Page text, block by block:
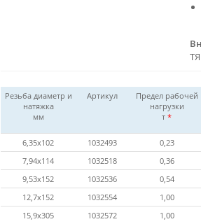
Резьба диаметр и
натяжка
мм
Артикул
Предел рабочей
нагрузки
т *
6,35х102 1032493 0,23
7,94х114
1032518 0,36
9,53х152
1032536 0,54
12,7х152
1032554 1,00
15,9х305
1032572 1,00